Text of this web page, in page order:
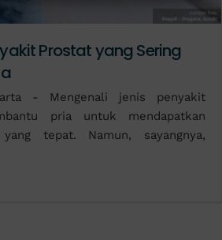
Prostat yang Sering
- Mengenali jenis penyakit
pria untuk mendapatkan
tepat. Namun, sayangnya,